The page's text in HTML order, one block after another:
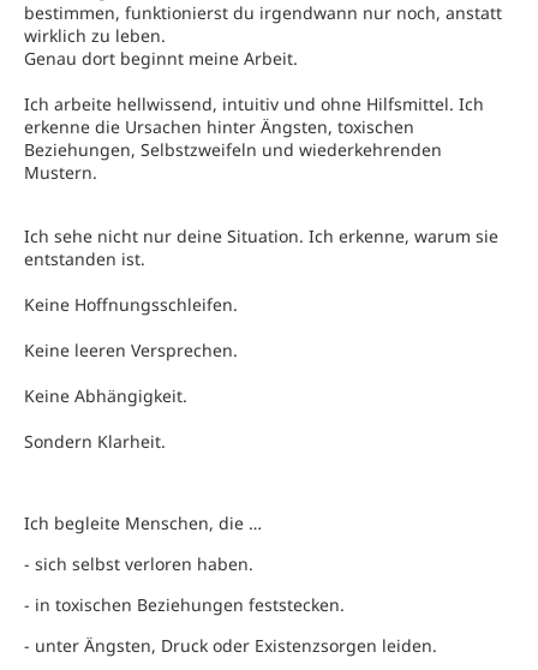
bestimmen, funktionierst du irgendwann nur noch, anstatt
wirklich zu leben.
Genau dort beginnt meine Arbeit.
Ich arbeite hellwissend, intuitiv und ohne Hilfsmittel. Ich
erkenne die Ursachen hinter Ängsten, toxischen
Beziehungen, Selbstzweifeln und wiederkehrenden
Mustern.
Ich sehe nicht nur deine Situation. Ich erkenne, warum sie
entstanden ist.
Keine Hoffnungsschleifen.
Keine leeren Versprechen.
Keine Abhängigkeit.
Sondern Klarheit.
Ich begleite Menschen, die …
- sich selbst verloren haben.
- in toxischen Beziehungen feststecken.
- unter Ängsten, Druck oder Existenzsorgen leiden.